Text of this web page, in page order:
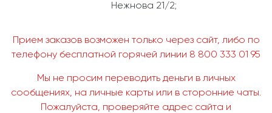
Нежнова 21/2;
Прием заказов возможен только через сайт, либо по
телефону бесплатной горячей линии 8 800 333 01 95
Мы не просим переводить деньги в личных
сообщениях, на личные карты или в сторонние чаты.
Пожалуйста, проверяйте адрес сайта и